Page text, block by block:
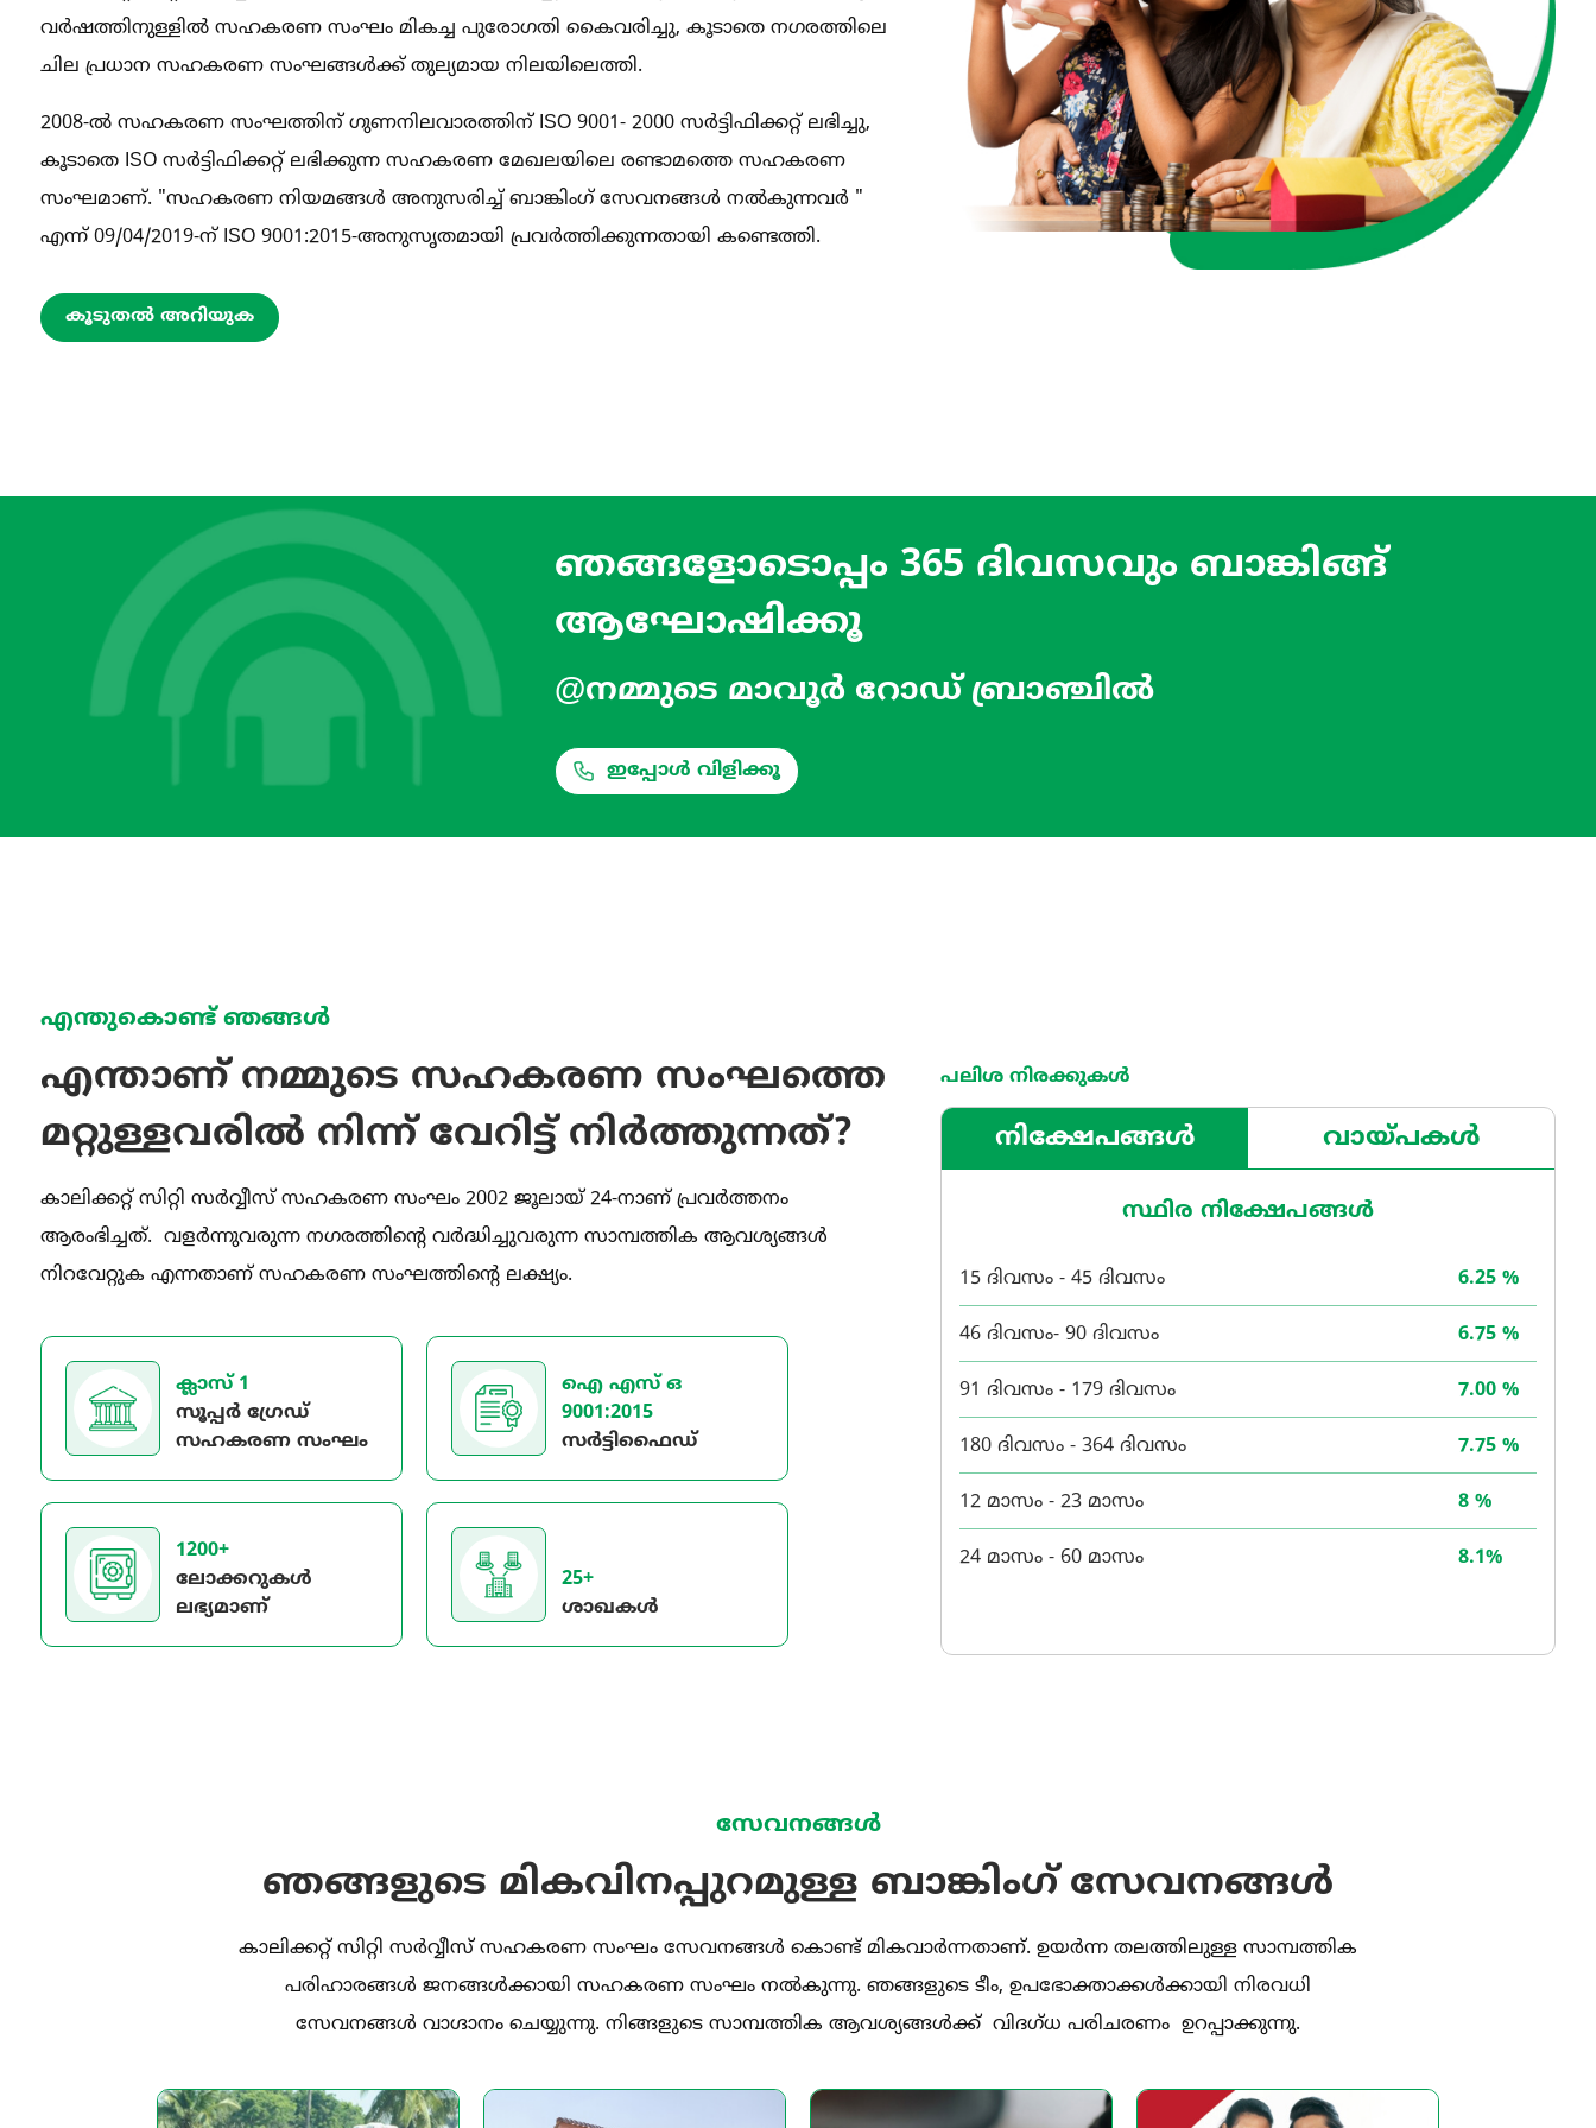
വർഷത്തിനുള്ളിൽ സഹകരണ സംഘം മികച്ച പുരോഗതി കൈവരിച്ചു, കൂടാതെ നഗരത്തിലെ
ചില പ്രധാന സഹകരണ സംഘങ്ങൾക്ക് തുല്യമായ നിലയിലെത്തി.
2008-ൽ സഹകരണ സംഘത്തിന് ഗുണനിലവാരത്തിന് ISO 9001- 2000 സർട്ടിഫിക്കറ്റ് ലഭിച്ചു,
കൂടാതെ ISO സർട്ടിഫിക്കറ്റ് ലഭിക്കുന്ന സഹകരണ മേഖലയിലെ രണ്ടാമത്തെ സഹകരണ
സംഘമാണ്. "സഹകരണ നിയമങ്ങൾ അനുസരിച്ച് ബാങ്കിംഗ് സേവനങ്ങൾ നൽകുന്നവർ "
എന്ന് 09/04/2019-ന് ISO 9001:2015-അനുസൃതമായി പ്രവർത്തിക്കുന്നതായി കണ്ടെത്തി.
കൂടുതൽ അറിയുക
ഞങ്ങളോടൊപ്പം 365 ദിവസവും ബാങ്കിങ്ങ്
ആഘോഷിക്കൂ
@നമ്മുടെ മാവൂർ റോഡ് ബ്രാഞ്ചിൽ
ഇപ്പോൾ വിളിക്കൂ
എന്തുകൊണ്ട് ഞങ്ങൾ
എന്താണ് നമ്മുടെ സഹകരണ സംഘത്തെ
മറ്റുള്ളവരിൽ നിന്ന് വേറിട്ട് നിർത്തുന്നത്?
കാലിക്കറ്റ് സിറ്റി സർവ്വീസ് സഹകരണ സംഘം 2002 ജൂലായ് 24-നാണ് പ്രവർത്തനം
ആരംഭിച്ചത്. വളർന്നുവരുന്ന നഗരത്തിന്റെ വർദ്ധിച്ചുവരുന്ന സാമ്പത്തിക ആവശ്യങ്ങൾ
നിറവേറ്റുക എന്നതാണ് സഹകരണ സംഘത്തിന്റെ ലക്ഷ്യം.
ക്ലാസ് 1
സൂപ്പർ ഗ്രേഡ്
സഹകരണ സംഘം
ഐ എസ് ഒ
9001:2015
സർട്ടിഫൈഡ്
1200+
ലോക്കറുകൾ
ലഭ്യമാണ്
25+
ശാഖകൾ
പലിശ നിരക്കുകൾ
നിക്ഷേപങ്ങൾ വായ്പകൾ
സ്ഥിര നിക്ഷേപങ്ങൾ
15 ദിവസം - 45 ദിവസം 6.25 %
46 ദിവസം- 90 ദിവസം 6.75 %
91 ദിവസം - 179 ദിവസം 7.00 %
180 ദിവസം - 364 ദിവസം 7.75 %
12 മാസം - 23 മാസം 8 %
24 മാസം - 60 മാസം 8.1%
സേവനങ്ങൾ
ഞങ്ങളുടെ മികവിനപ്പുറമുള്ള ബാങ്കിംഗ് സേവനങ്ങൾ
കാലിക്കറ്റ് സിറ്റി സർവ്വീസ് സഹകരണ സംഘം സേവനങ്ങൾ കൊണ്ട് മികവാർന്നതാണ്. ഉയർന്ന തലത്തിലുള്ള സാമ്പത്തിക
പരിഹാരങ്ങൾ ജനങ്ങൾക്കായി സഹകരണ സംഘം നൽകുന്നു. ഞങ്ങളുടെ ടീം, ഉപഭോക്താക്കൾക്കായി നിരവധി
സേവനങ്ങൾ വാഗ്ദാനം ചെയ്യുന്നു. നിങ്ങളുടെ സാമ്പത്തിക ആവശ്യങ്ങൾക്ക് വിദഗ്ധ പരിചരണം ഉറപ്പാക്കുന്നു.